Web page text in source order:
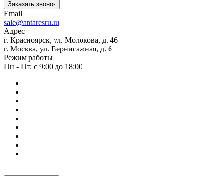
Заказать звонок
Email
sale@antaresru.ru
Адрес
г. Красноярск, ул. Молокова, д. 46
г. Москва, ул. Вернисажная, д. 6
Режим работы
Пн - Пт: с 9:00 до 18:00